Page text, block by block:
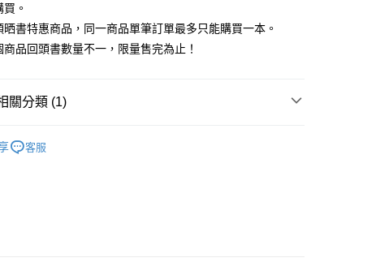
。
書特惠商品，同一商品單筆訂單最多只能購買一本。
品回頭書數量不一，限量售完為止！
關分類 (1)
客服